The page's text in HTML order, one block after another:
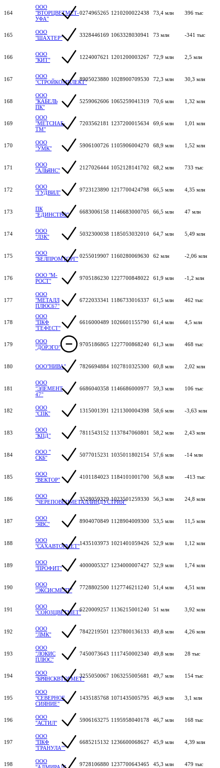
164
ООО
"ВТОРЦВЕТМЕТ-
УФА"
0274965265 1210200022438 73,4 млн 396 тыс
165
ООО
"ШАХТЕР"
3328446169 1063328030941 73 млн -341 тыс
166
ООО
"КИТ"
1224007621 1201200003267 72,9 млн 2,5 млн
167
ООО
"СТРОЙКОМПЛЕКТ"8905023880 1028900709530 72,3 млн 30,3 млн
168
ООО
"КАБЕЛЬ
ПК"
5259062606 1065259041319 70,6 млн 1,32 млн
169
ООО
"МЕТСНАБ-
ТМ"
7203562181 1237200015634 69,6 млн 1,01 млн
170
ООО
"УМК"
5906100726 1105906004270 68,9 млн 1,52 млн
171
ООО
"АЛЬЯНС"
2127026444 1052128141702 68,2 млн 733 тыс
172
ООО
"ГУДВИЛ"
9723123890 1217700424798 66,5 млн 4,35 млн
173
ПК
"ЕДИНСТВО"
6683006158 1146683000705 66,5 млн 47 млн
174
ООО
"ЛЗК"
5032300038 1185053032010 64,7 млн 5,49 млн
175
ООО
"БЕЛПРОМТОРГ" 0255019907 1160280069630 62 млн -2,06 млн
176
ООО "М-
РОСТ"
9705186230 1227700848022 61,9 млн -1,2 млн
177
ООО
"МЕТАЛЛ
ПЛЮС67"
6722033341 1186733016337 61,5 млн 462 тыс
178
ООО
"ПКФ
"ГЕФЕСТ"
6616000489 1026601155790 61,4 млн 4,5 млн
179
ООО
"ДОРЭГО"
9705186865 1227700868240 61,3 млн 468 тыс
180 ООО"НИВА" 7826694884 1027810325300 60,8 млн 2,02 млн
181
ООО
"ЭЛЕМЕНТ
47"
6686040358 1146686000977 59,3 млн 106 тыс
182
ООО
"СПК"
1315001391 1211300004398 58,6 млн -3,63 млн
183
ООО
"КПД"
7811543152 1137847060801 58,2 млн 2,43 млн
184
ООО "
СКБ"
5077015231 1035011802154 57,6 млн -14 млн
185
ООО
"ВЕКТОР"
4101184023 1184101001700 56,8 млн -413 тыс
186
ООО
"ЧЕРЕПОВЕЦМЕТАЛЛИНДУСТРИЯ"
3528059329 1023501259330 56,3 млн 24,8 млн
187
ООО
"ЯВС"
8904070849 1128904009300 53,5 млн 11,5 млн
188
ООО
"САХАВТОРМЕТ"1435103973 1021401059426 52,9 млн 1,12 млн
189
ООО
"ПРОФИТ"
4000005327 1234000007427 52,9 млн 1,74 млн
190
ООО
"ЭКСИСМЕЛТ"
7728802500 1127746211240 51,4 млн 4,51 млн
191
ООО
"СОЮЗЦВЕТМЕТ"6220009257 1136215001240 51 млн 3,92 млн
192
ООО
"ЛМК"
7842219501 1237800136133 49,8 млн 4,26 млн
193
ООО
"ЛОКИС
ПЛЮС"
7450073643 1117450002340 49,8 млн 28 тыс
194
ООО
"БРЯНСКВТОРМЕТ"3255050067 1063255005681 49,7 млн 154 тыс
195
ООО
"СЕВЕРНОЕ
СИЯНИЕ"
1435185768 1071435005795 46,9 млн 3,1 млн
196
ООО
"АСТИЛ"
5906163275 1195958040178 46,7 млн 168 тыс
197
ООО
"ПКФ
"ГРАНУЛА""
6685215132 1236600068627 45,9 млн 4,39 млн
198
ООО
9728106880 1237700643465 45,3 млн 479 тыс